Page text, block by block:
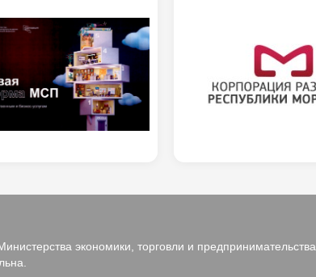
экономики, торговли и предпринимательства